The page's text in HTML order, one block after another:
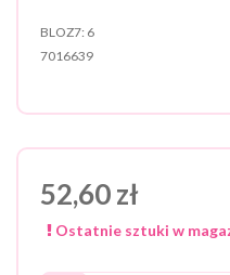
BLOZ7: 6
7016639
52,60 zł
Ostatnie sztuki w